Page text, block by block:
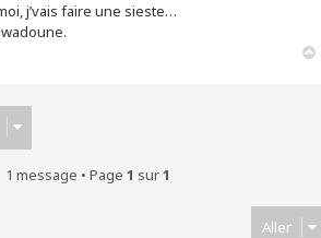
j’vais faire une sieste…
1 message • Page 1 sur1
Aller